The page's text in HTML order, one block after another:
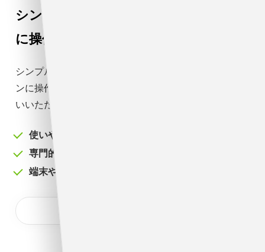
シンプルな画面設計で
に操作が可能
シンプルな画面設計なので、初めて使う方でもカンタ
ンに操作が可能です。管理者も従業員も安心してお使
いいただけます。
使いやすいと評判
専門的な知識は不要
端末や場所を選ばず打刻可能